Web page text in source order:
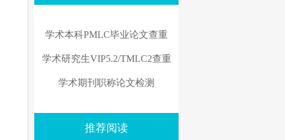
学术本科PMLC毕业论文查重
学术研究生VIP5.2/TMLC2查重
学术期刊职称论文检测
推荐阅读